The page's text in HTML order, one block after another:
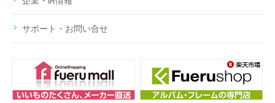
サポート・お問い合せ